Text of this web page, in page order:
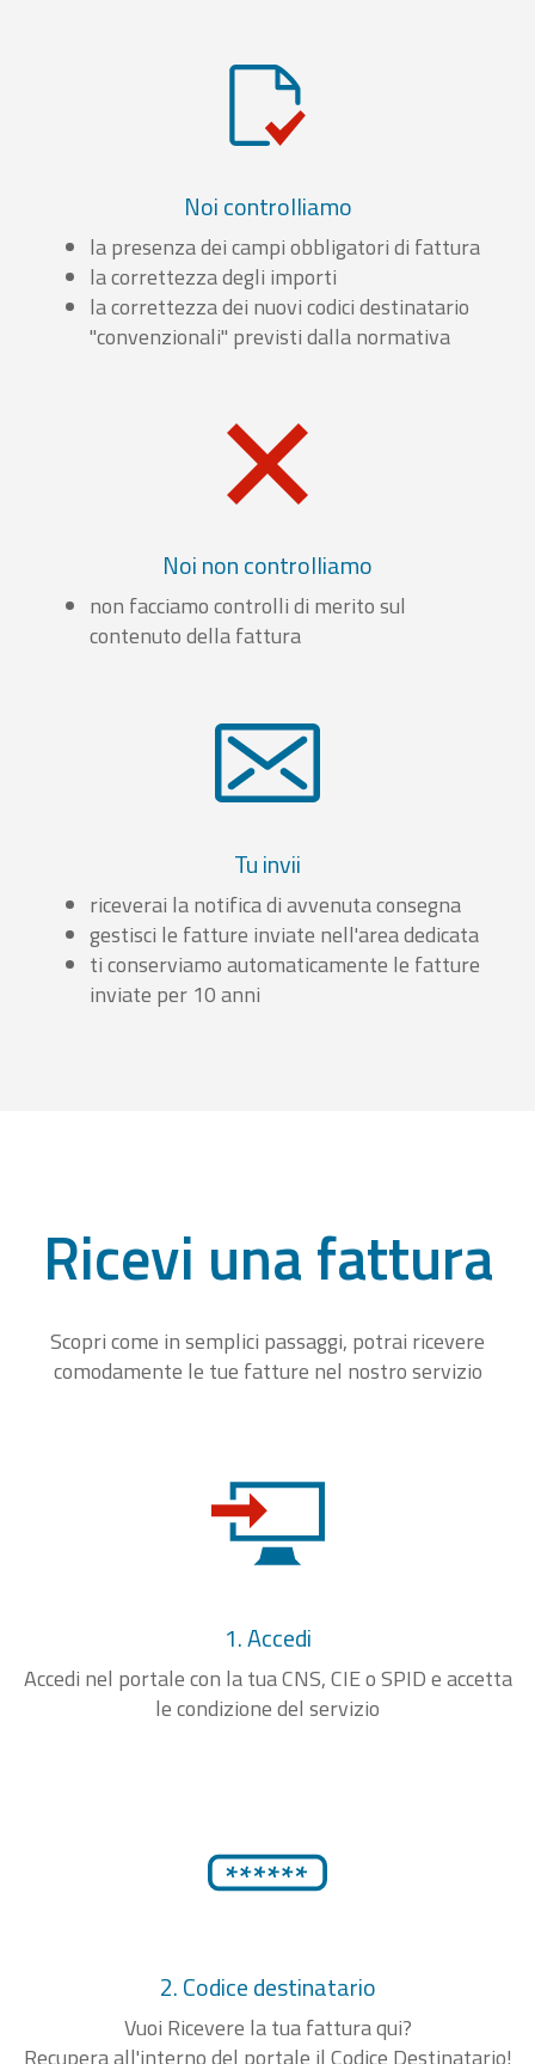
Noi controlliamo
la presenza dei campi obbligatori di fattura
la correttezza degli importi
la correttezza dei nuovi codici destinatario
"convenzionali" previsti dalla normativa
Noi non controlliamo
non facciamo controlli di merito sul
contenuto della fattura
Tu invii
riceverai la notifica di avvenuta consegna
gestisci le fatture inviate nell'area dedicata
ti conserviamo automaticamente le fatture
inviate per 10 anni
Ricevi una fattura
Scopri come in semplici passaggi, potrai ricevere
comodamente le tue fatture nel nostro servizio
1. Accedi
Accedi nel portale con la tua CNS, CIE o SPID e accetta
le condizione del servizio
2. Codice destinatario
Vuoi Ricevere la tua fattura qui?
Recupera all'interno del portale il Codice Destinatario!